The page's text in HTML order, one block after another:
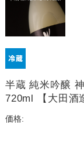
半蔵 純米吟醸
720ml 【大田酒
価格: